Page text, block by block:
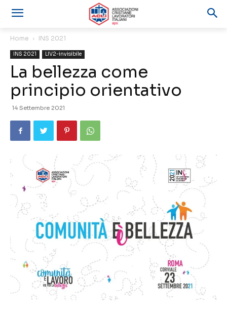
Home INS 2021
INS 2021 LIV2-invisibile
La bellezza come
principio orientativo
14 Settembre 2021